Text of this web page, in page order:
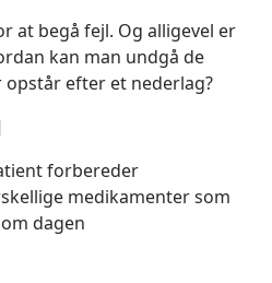
at begå fejl. Og alligevel er
kan man undgå de
efter et nederlag?
forbereder
medikamenter som
dagen